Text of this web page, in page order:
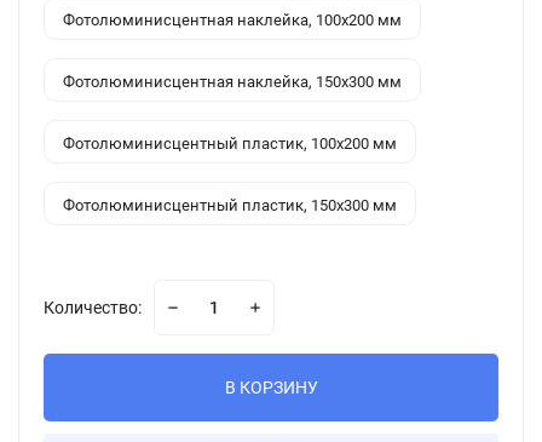
Фотолюминисцентная наклейка, 100x200 мм
Фотолюминисцентная наклейка, 150x300 мм
Фотолюминисцентный пластик, 100x200 мм
Фотолюминисцентный пластик, 150x300 мм
Количество:
В КОРЗИНУ